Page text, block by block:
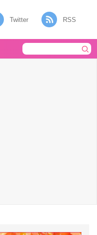
Twitter RSS